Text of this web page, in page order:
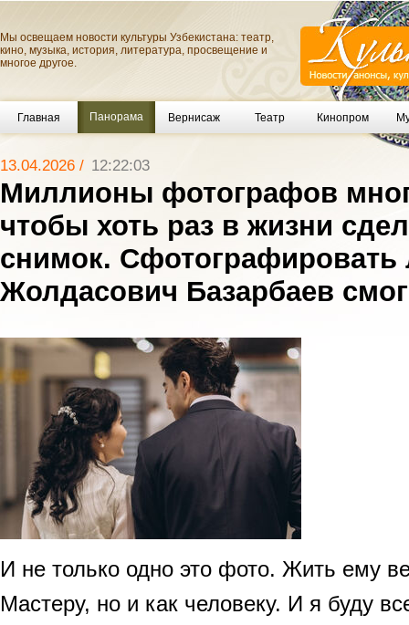
Мы освещаем новости культуры Узбекистана: театр,
кино, музыка, история, литература, просвещение и
многое другое.
Главная Панорама Вернисаж Театр Кинопром
13.04.2026 / 12:22:03
Миллионы фотографов
чтобы хоть раз в жизни
снимок.
Жолдасович Базарбаев смог
И не только одно это фото. Жить ему
Мастеру, но и как человеку. И я буду